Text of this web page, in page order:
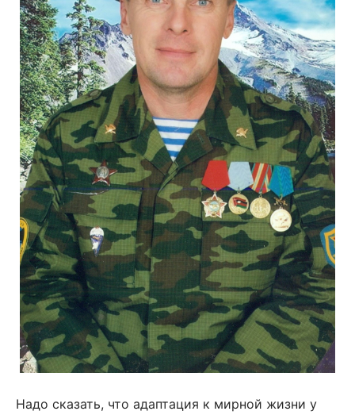
Надо сказать, что адаптация к мирной жизни у